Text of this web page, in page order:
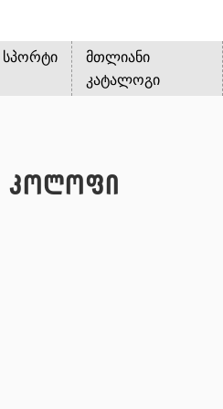
სპორტი
მთლიანი
კატალოგი
კოლოფი